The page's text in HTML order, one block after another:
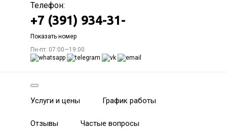
Телефон:
+7 (391) 934-31-
Показать номер
Пн-пт: 07:00—19:00
Услуги и цены График работы
Отзывы Частые вопросы